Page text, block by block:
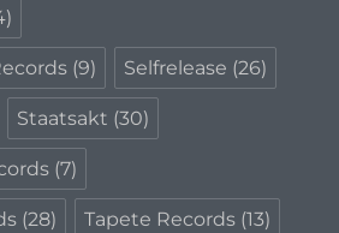
(9) Selfrelease (26)
Staatsakt (30)
(7)
(28) Tapete Records (13)